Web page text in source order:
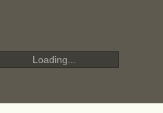
Loading...